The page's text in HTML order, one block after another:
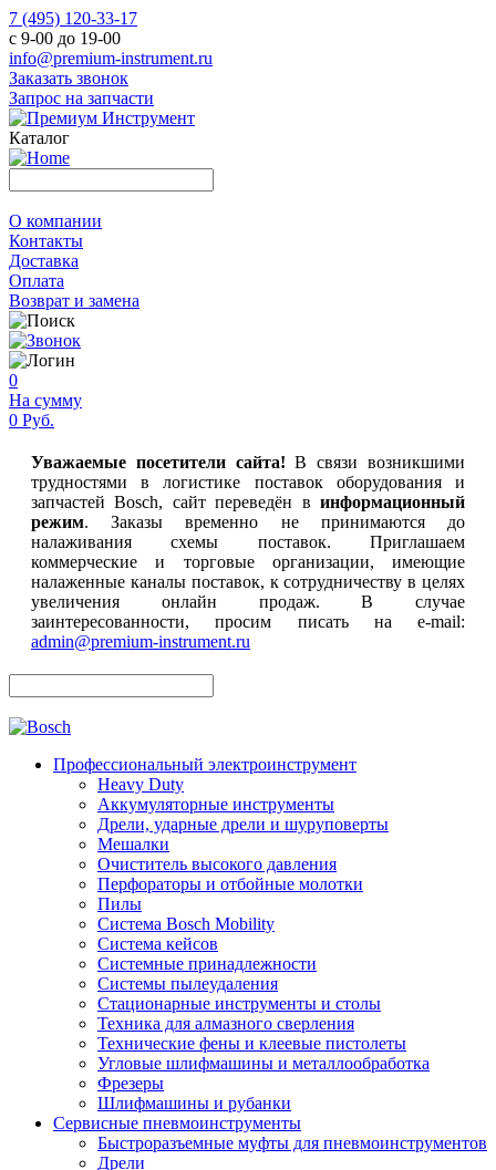
7 (495) 120-33-17
с 9-00 до 19-00
info@premium-instrument.ru
Заказать звонок
Запрос на запчасти
Каталог
О компании
Контакты
Доставка
Оплата
Возврат и замена
0
На сумму
0 Руб.
Уважаемые посетители сайта! В связи возникшими
трудностями в логистике поставок оборудования и
запчастей Bosch, сайт переведён в информационный
режим. Заказы временно не принимаются до
налаживания схемы поставок. Приглашаем
коммерческие и торговые организации, имеющие
налаженные каналы поставок, к сотрудничеству в целях
увеличения онлайн продаж. В случае
заинтересованности, просим писать на e-mail:
admin@premium-instrument.ru
Профессиональный электроинструмент
Heavy Duty
Аккумуляторные инструменты
Дрели, ударные дрели и шуруповерты
Мешалки
Очиститель высокого давления
Перфораторы и отбойные молотки
Пилы
Система Bosch Mobility
Система кейсов
Системные принадлежности
Системы пылеудаления
Стационарные инструменты и столы
Техника для алмазного сверления
Технические фены и клеевые пистолеты
Угловые шлифмашины и металлообработка
Фрезеры
Шлифмашины и рубанки
Сервисные пневмоинструменты
Быстроразъемные муфты для пневмоинструментов
Дрели